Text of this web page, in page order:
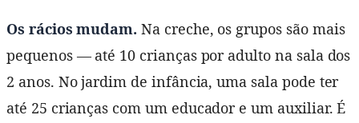
Os rácios mudam. Na creche, os grupos são mais
pequenos — até 10 crianças por adulto na sala dos
2 anos. No jardim de infância, uma sala pode ter
até 25 crianças com um educador e um auxiliar. É